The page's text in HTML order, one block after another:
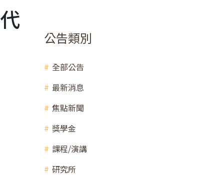
公告類別
全部公告
最新消息
焦點新聞
獎學金
課程/演講
研究所